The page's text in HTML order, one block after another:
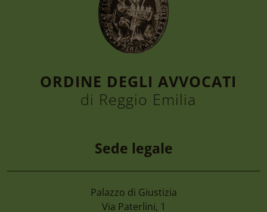
7 Agosto 2026
ORDINE DEGLI AVVOCATI
di Reggio Emilia
Sede legale
Palazzo di Giustizia
Via Paterlini, 1